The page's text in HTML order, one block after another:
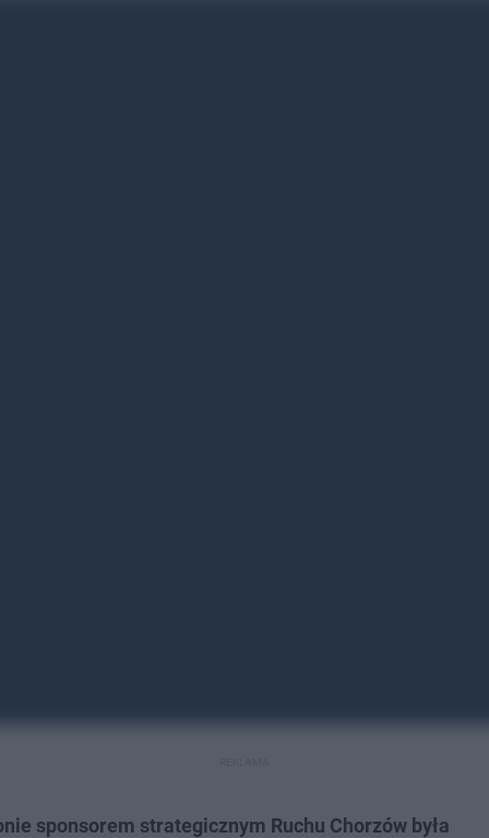
sponsorem strategicznym Ruchu Chorzów była